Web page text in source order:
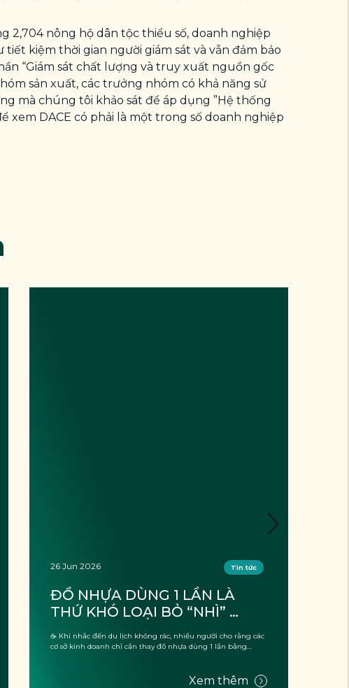
2,704 nông hộ dân tộc thiểu số, doanh nghiệp
kiệm thời gian người giám sát và vẫn đảm bảo
“Giám sát chất lượng và truy xuất nguồn gốc
sản xuất, các trưởng nhóm có khả năng sử
mà chúng tôi khảo sát để áp dụng ”Hệ thống
xem DACE có phải là một trong số doanh nghiệp
26 Jun 2026 Tin tức
ĐỒ NHỰA DÙNG 1 LẦN LÀ
THỨ KHÓ LOẠI BỎ “NHÌ”
TRONG CÁC CƠ SỞ KINH
DOANH. TẠI SAO?
☕ Khi nhắc đến du lịch không rác, nhiều người cho rằng các
cơ sở kinh doanh chỉ cần thay đồ nhựa dùng 1 lần bằng
Xem thêm